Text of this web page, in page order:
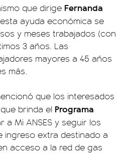
que dirige Fernanda
ayuda económica se
y meses trabajados (con
3 años. Las
mayores a 45 años
más.
que los interesados
brinda el Programa
a Mi ANSES y seguir los
ingreso extra destinado a
acceso a la red de gas